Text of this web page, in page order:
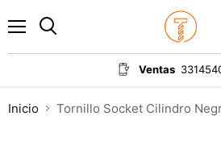
Ventas
Inicio Tornillo Socket Cilindro